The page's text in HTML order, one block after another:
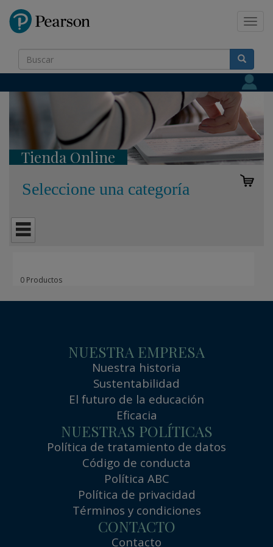
Tienda Online
Seleccione una categoría
0 Productos
NUESTRA EMPRESA
Nuestra historia
Sustentabilidad
El futuro de la educación
Eficacia
NUESTRAS POLÍTICAS
Política de tratamiento de datos
Código de conducta
Política ABC
Política de privacidad
Términos y condiciones
CONTACTO
Contacto